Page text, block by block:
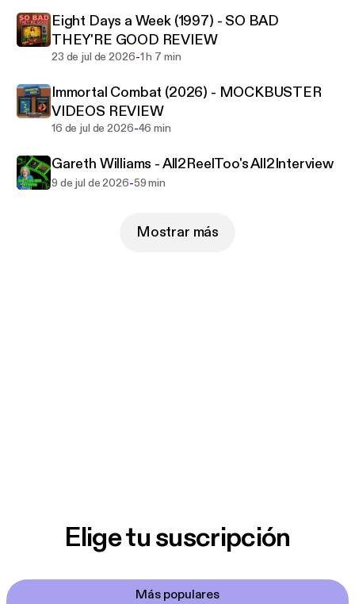
Eight Days a Week (1997) - SO BAD
THEY'RE GOOD REVIEW
23 de jul de 2026-1 h 7 min
Immortal Combat (2026) - MOCKBUSTER
VIDEOS REVIEW
16 de jul de 2026-46 min
Gareth Williams - All2ReelToo's All2Interview
9 de jul de 2026-59 min
Mostrar más
Elige tu suscripción
Más populares